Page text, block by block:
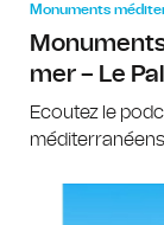
Monuments
mer – Le
Ecoutez le